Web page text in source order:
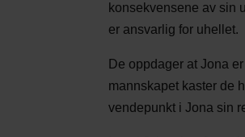
konsekvensene av sin
er ansvarlig for uhellet.
De oppdager at Jona
mannskapet kaster de
vendepunkt i Jona sin